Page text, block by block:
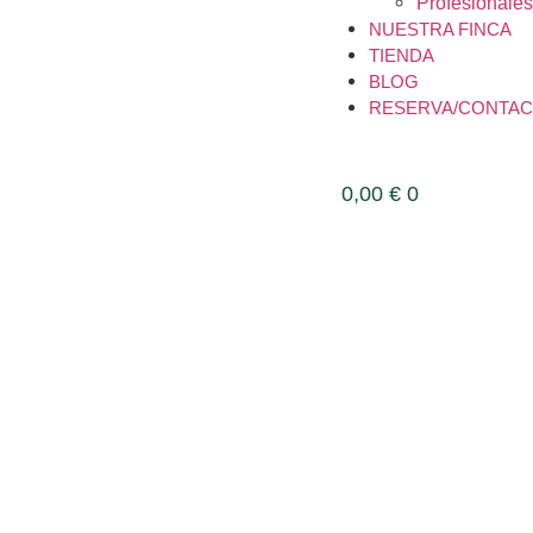
NUESTRA FINCA
TIENDA
BLOG
RESERVA/
0,00€ 0